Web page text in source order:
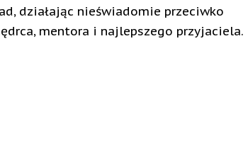
działając nieświadomie przeciwko
mentora i najlepszego przyjaciela.